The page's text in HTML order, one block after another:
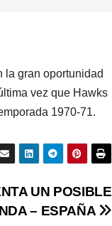
la gran oportunidad
vez que Hawks
1970-71.
UN POSIBLE
– ESPAÑA